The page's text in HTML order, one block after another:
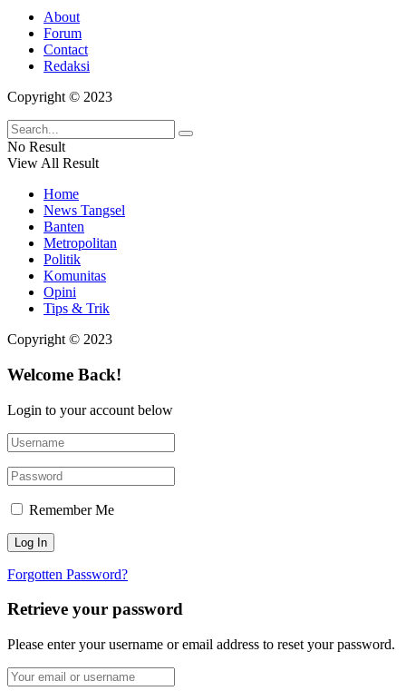
About
Forum
Contact
Redaksi
Copyright © 2023
No Result
View All Result
Home
News Tangsel
Banten
Metropolitan
Politik
Komunitas
Opini
Tips & Trik
Copyright © 2023
Welcome Back!
Login to your account below
Remember Me
Forgotten Password?
Retrieve your password
Please enter your username or email address to reset your password.